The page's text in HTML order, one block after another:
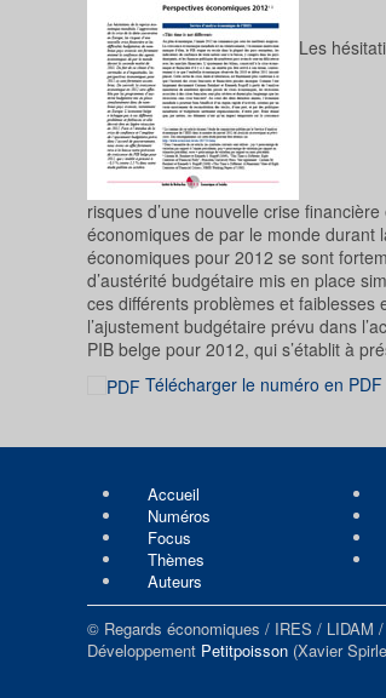
Les
risques d’une nouvelle crise
économiques de par le monde durant
économiques pour 2012 se sont
d’austérité budgétaire mis en place
ces différents problèmes et faiblesses
l’ajustement budgétaire prévu dans
PIB belge pour 2012, qui s’établit à
Télécharger le numéro en PDF
Accueil
Numéros
Focus
Thèmes
Auteurs
© Regards économiques / IRES / LIDAM
Développement Petitpoisson (Xavier